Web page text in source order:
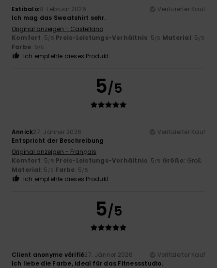
Estibaliz8. Februar 2026
Verifizierter Kauf
Ich mag das Sweatshirt sehr.
Original anzeigen - Castellano
Komfort: 5/5 Preis-Leistungs-Verhältnis: 5/5 Material: 5 /5
Farbe: 5/5
Ich empfehle dieses Produkt
5/5
Annick27. Jänner 2026
Verifizierter Kauf
Entspricht der Beschreibung
Original anzeigen - Français
Komfort: 5/5 Preis-Leistungs-Verhältnis: 5/5 Größe: Groß
Material: 5 /5 Farbe: 5/5
Ich empfehle dieses Produkt
5/5
Client anonyme vérifié27. Jänner 2026
Verifizierter Kauf
Ich liebe die Farbe, ideal für das Fitnessstudio.